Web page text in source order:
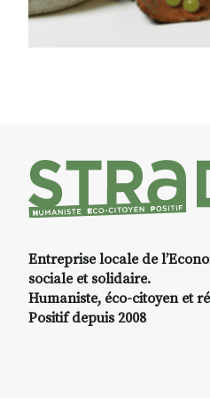
Entreprise locale de
sociale et solidaire.
Humaniste, éco-citoyen et
Positif depuis 2008